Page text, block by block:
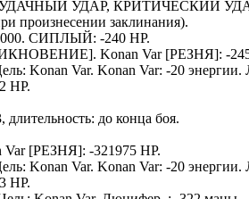
УДАР, КРИТИЧЕСКИЙ
заклинания).
. СИПЛЫЙ: -240 HP.
Konan Var[РЕЗНЯ]: -
Konan Var. Konan Var: -20 энергии.
HP.
длительность: до конца боя.
Var[РЕЗНЯ]: -321975 HP.
Konan Var. Konan Var: -20 энергии.
HP.